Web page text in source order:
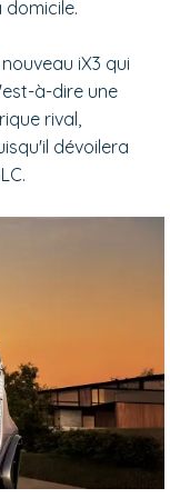
iX3 qui
à-dire une
rival,
dévoilera